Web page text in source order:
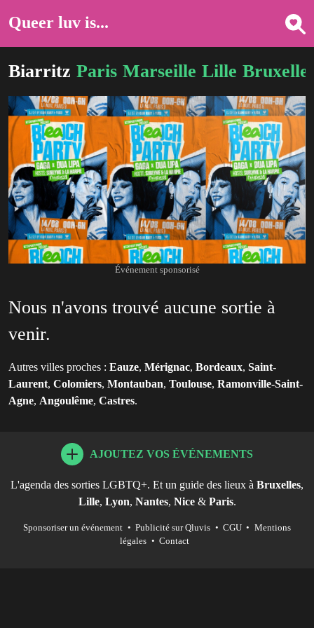
Queer luv is...
Biarritz Paris Marseille Lille
Événement sponsorisé
Nous n'avons trouvé aucune sortie à
venir.
Autres villes proches : Eauze, Mérignac, Bordeaux, Saint-
Laurent, Colomiers, Montauban, Toulouse, Ramonville-Saint-
Agne, Angoulême, Castres.
AJOUTEZ VOS ÉVÉNEMENTS
L'agenda des sorties LGBTQ+. Et un guide des lieux à Bruxelles,
Lille, Lyon, Nantes, Nice& Paris.
Sponsoriser un événement • Publicité sur Qluvis • CGU • Mentions
légales • Contact